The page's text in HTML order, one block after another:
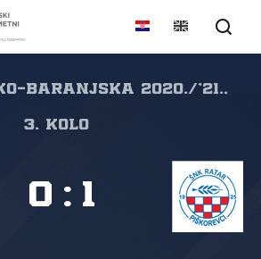
baranjska 2020./'21.,
3. kolo
0 : 1